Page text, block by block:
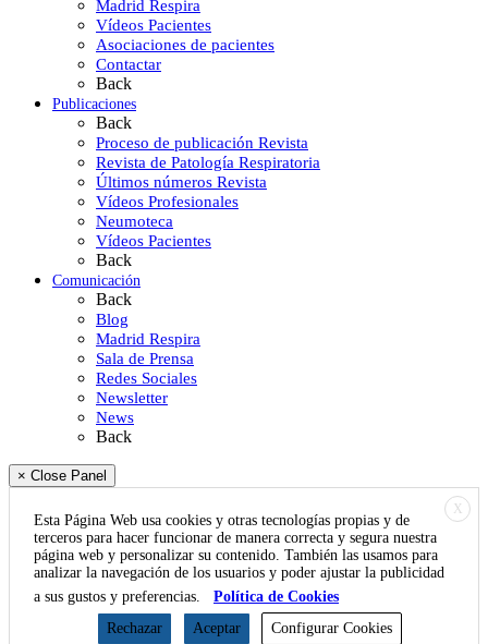
Madrid Respira
Vídeos Pacientes
Asociaciones de pacientes
Contactar
Back
Publicaciones
Back
Proceso de publicación Revista
Revista de Patología Respiratoria
Últimos números Revista
Vídeos Profesionales
Neumoteca
Vídeos Pacientes
Back
Comunicación
Back
Blog
Madrid Respira
Sala de Prensa
Redes Sociales
Newsletter
News
Back
× Close Panel
X
Esta Página Web usa cookies y otras tecnologías propias y de
terceros para hacer funcionar de manera correcta y segura nuestra
página web y personalizar su contenido. También las usamos para
analizar la navegación de los usuarios y poder ajustar la publicidad
a sus gustos y preferencias.
Política de Cookies
Rechazar
Aceptar Configurar Cookies